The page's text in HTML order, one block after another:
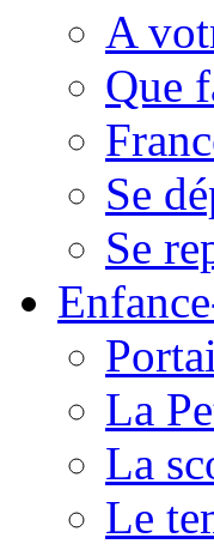
A
Que
Se
Se
La
La
Le